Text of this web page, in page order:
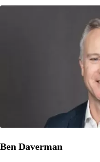
Ben Daverman